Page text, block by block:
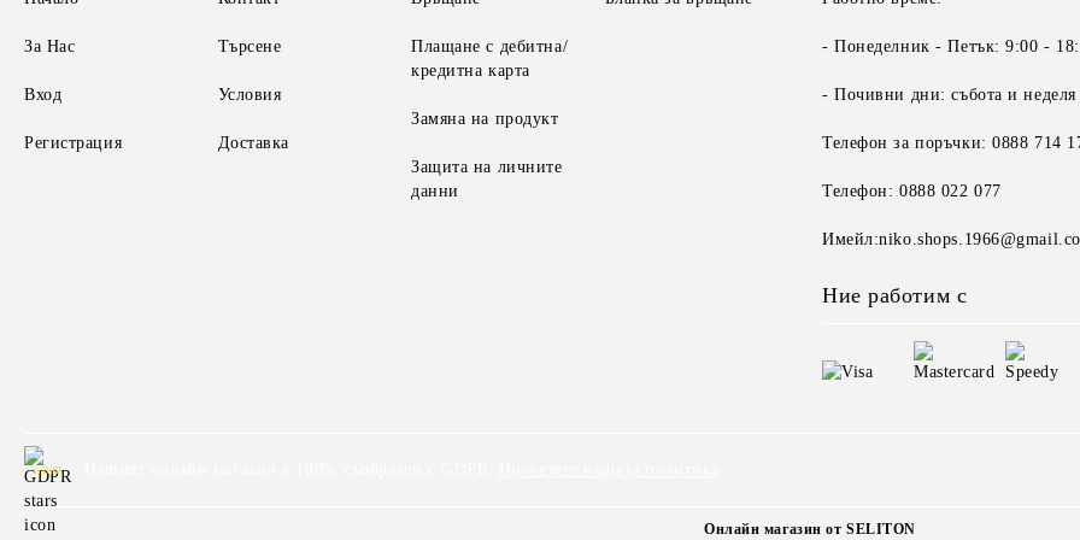
За Нас
Вход
Регистрация
Търсене
Условия
Доставка
Плащане с дебитна/
кредитна карта
Замяна на продукт
Защита на личните
данни
- Понеделник - Петък: 9:00 -
- Почивни дни: събота и неделя
Телефон за поръчки: 0888 714
Телефон: 0888 022 077
Ние работим с
GDPR
Онлайн магазин от SELITON